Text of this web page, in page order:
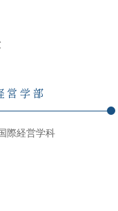
営学部
際経営学科